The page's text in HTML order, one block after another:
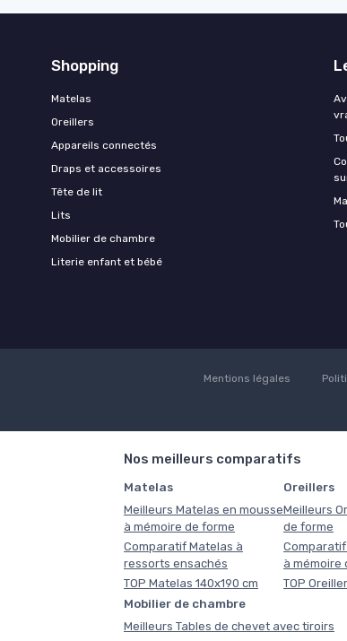
Shopping
Matelas
Oreillers
Appareils connectés
Draps et accessoires
Tête de lit
Lits
Mobilier de chambre
Literie enfant et bébé
Mentions légales
Nos meilleurs comparatifs
Matelas
Meilleurs Matelas en mousse
à mémoire de forme
Comparatif Matelas à
ressorts ensachés
TOP Matelas 140x190 cm
Oreillers
Meilleurs
de forme
à mémoire
TOP
Mobilier de chambre
Meilleurs Tables de chevet avec tiroirs